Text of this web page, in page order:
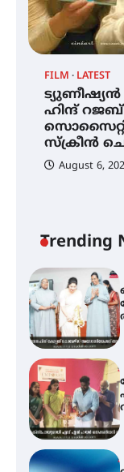
FILM LATEST
ട്യുണീഷ്യൻ
ഹിന്ദ് റജബ്
സൊസൈറ്റി
സ്‌ക്രീൻ
August 6,
Trending